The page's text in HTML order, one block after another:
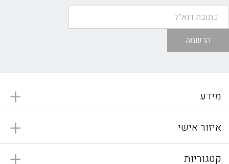
הרשמה
מידע
איזור אישי
קטגוריות